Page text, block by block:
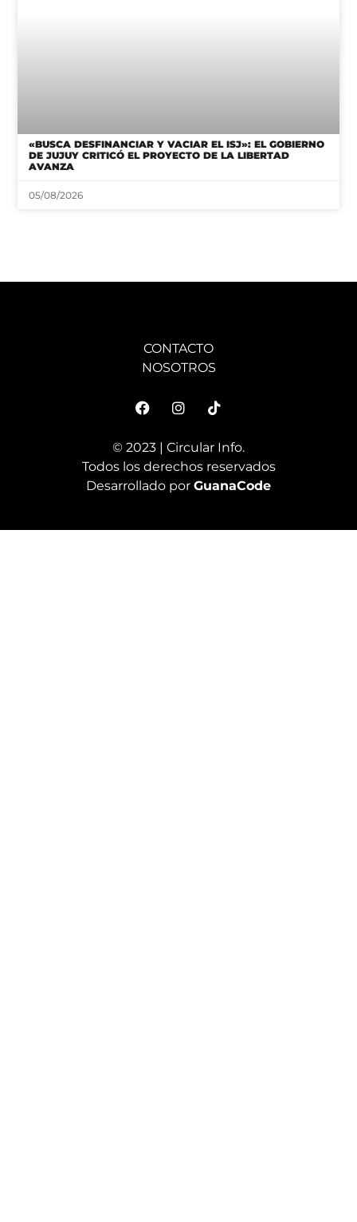
«BUSCA DESFINANCIAR Y VACIAR EL ISJ»: EL GOBIERNO
DE JUJUY CRITICÓ EL PROYECTO DE LA LIBERTAD
AVANZA
05/08/2026
CONTACTO
NOSOTROS
© 2023 | Circular Info.
Todos los derechos reservados
Desarrollado por GuanaCode